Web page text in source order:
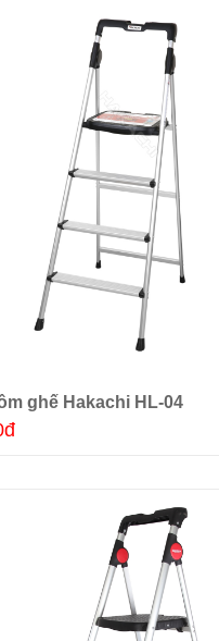
Thêm giỏ hàng
ghế Hakachi HL-04